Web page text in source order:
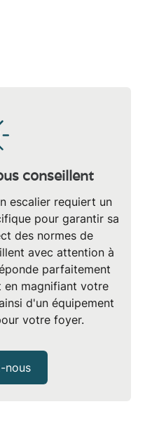
conseillent
escalier requiert un
pour garantir sa
des normes de
avec attention à
parfaitement
en magnifiant votre
d'un équipement
votre foyer.
nous